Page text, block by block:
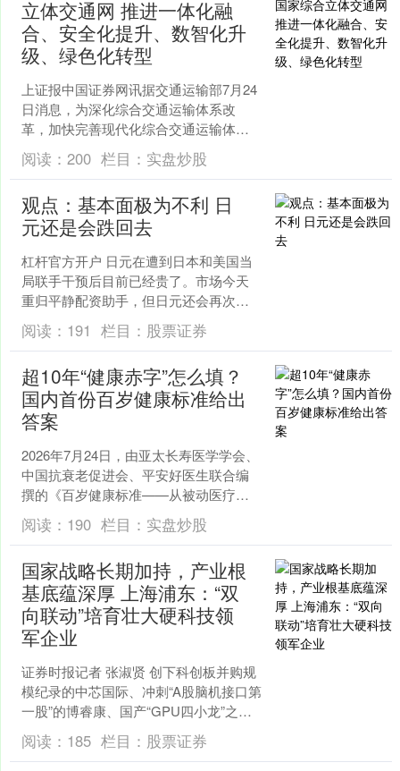
立体交通网 推进一体化融
合、安全化提升、数智化升
级、绿色化转型
上证报中国证券网讯据交通运输部7月24
日消息，为深化综合交通运输体系改
革，加快完善现代化综合交通运输体
系，有力服务保障中国式现代化，交通
运输部、国家发展改革委联....
阅读： 200 栏目： 实盘炒股
观点：基本面极为不利 日
元还是会跌回去
杠杆官方开户 日元在遭到日本和美国当
局联手干预后目前已经贵了。市场今天
重归平静配资助手，但日元还会再次走
弱。我的模型显示，美元/日元的公允值
约在167，而不是1....
阅读： 191 栏目： 股票证券
超10年“健康赤字”怎么填？
国内首份百岁健康标准给出
答案
2026年7月24日，由亚太长寿医学学会、
中国抗衰老促进会、平安好医生联合编
撰的《百岁健康标准——从被动医疗到
健康优化范式》白皮书正式发布。在这
份国内首份聚焦百....
阅读： 190 栏目： 实盘炒股
国家战略长期加持，产业根
基底蕴深厚 上海浦东：“双
向联动”培育壮大硬科技领
军企业
证券时报记者 张淑贤 创下科创板并购规
模纪录的中芯国际、冲刺“A股脑机接口第
一股”的博睿康、国产“GPU四小龙”之一
的沐曦股份……一批硬科技企业拥有同
一个标签：....
阅读： 185 栏目： 股票证券